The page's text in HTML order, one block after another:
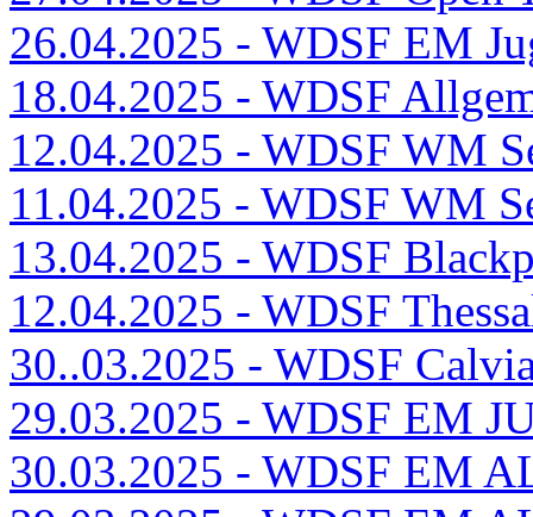
26.04.2025 - WDSF EM
18.04.2025 - WDSF
12.04.2025 - WDSF WM
11.04.2025 - WDSF WM
13.04.2025 - WDSF
12.04.2025 - WDSF
30..03.2025 - WDSF
29.03.2025 - WDSF EM
30.03.2025 - WDSF EM